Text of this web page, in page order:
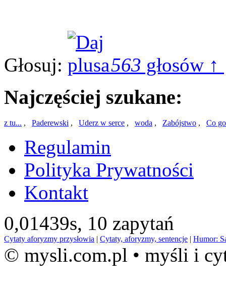
Głosuj: 563 głosów ↑
Najczęściej szukane:
z tu... , Paderewski , Uderz w serce , woda , Zabójstwo , Co
Regulamin
Polityka Prywatności
Kontakt
0,01439s, 10 zapytań
Cytaty aforyzmy przysłowia | Cytaty, aforyzmy, sentencje | Humor:
© mysli.com.pl • myśli i